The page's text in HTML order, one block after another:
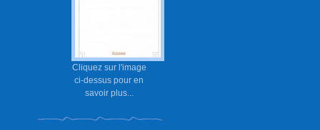
Cliquez sur l'image
ci-dessus pour en
savoir plus...